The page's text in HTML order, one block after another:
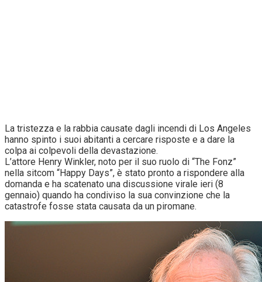
La tristezza e la rabbia causate dagli incendi di Los Angeles
hanno spinto i suoi abitanti a cercare risposte e a dare la
colpa ai colpevoli della devastazione.
L’attore Henry Winkler, noto per il suo ruolo di “The Fonz”
nella sitcom “Happy Days”, è stato pronto a rispondere alla
domanda e ha scatenato una discussione virale ieri (8
gennaio) quando ha condiviso la sua convinzione che la
catastrofe fosse stata causata da un piromane.